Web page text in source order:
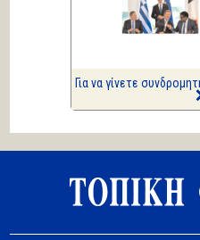
Τρέλας
Για να γίνετε